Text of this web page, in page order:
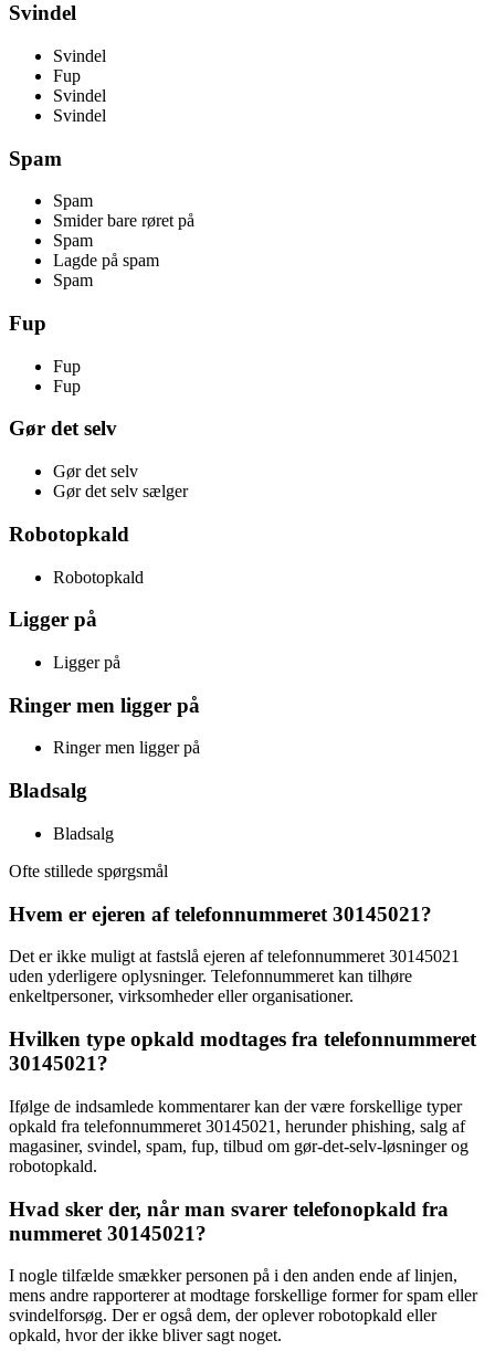
Svindel
Svindel
Fup
Svindel
Svindel
Spam
Spam
Smider bare røret på
Spam
Lagde på spam
Spam
Fup
Fup
Fup
Gør det selv
Gør det selv
Gør det selv sælger
Robotopkald
Robotopkald
Ligger på
Ligger på
Ringer men ligger på
Ringer men ligger på
Bladsalg
Bladsalg
Ofte stillede spørgsmål
Hvem er ejeren af telefonnummeret 30145021?
Det er ikke muligt at fastslå ejeren af telefonnummeret 30145021
uden yderligere oplysninger. Telefonnummeret kan tilhøre
enkeltpersoner, virksomheder eller organisationer.
Hvilken type opkald modtages fra telefonnummeret
30145021?
Ifølge de indsamlede kommentarer kan der være forskellige typer
opkald fra telefonnummeret 30145021, herunder phishing, salg af
magasiner, svindel, spam, fup, tilbud om gør-det-selv-løsninger og
robotopkald.
Hvad sker der, når man svarer telefonopkald fra
nummeret 30145021?
I nogle tilfælde smækker personen på i den anden ende af linjen,
mens andre rapporterer at modtage forskellige former for spam eller
svindelforsøg. Der er også dem, der oplever robotopkald eller
opkald, hvor der ikke bliver sagt noget.